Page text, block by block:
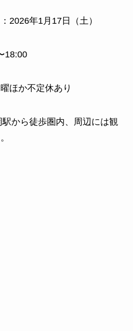
2026年1月17日（土）
18:00
ほか不定休あり
駅から徒歩圏内、周辺には観